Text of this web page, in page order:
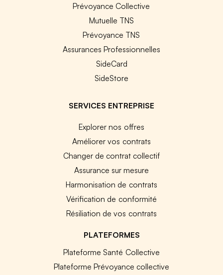
Prévoyance Collective
Mutuelle TNS
Prévoyance TNS
Assurances Professionnelles
SideCard
SideStore
SERVICES ENTREPRISE
Explorer nos offres
Améliorer vos contrats
Changer de contrat collectif
Assurance sur mesure
Harmonisation de contrats
Vérification de conformité
Résiliation de vos contrats
PLATEFORMES
Plateforme Santé Collective
Plateforme Prévoyance collective